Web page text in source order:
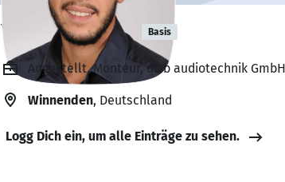
Youcef Seridi Basis
Angestellt, Monteur, d&b audiotechnik GmbH
Winnenden, Deutschland
Logg Dich ein, um alle Einträge zu sehen.